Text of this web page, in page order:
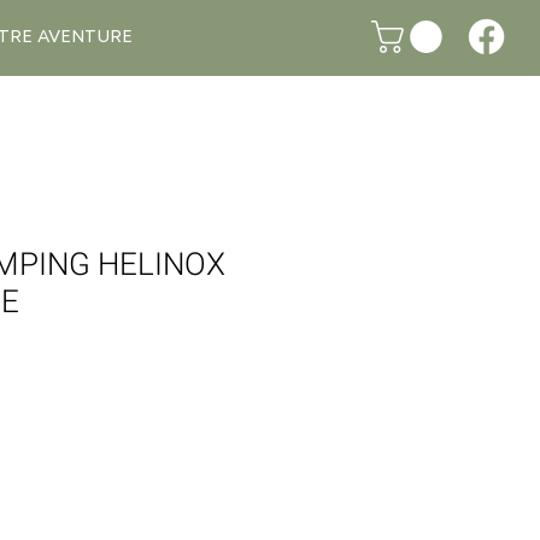
AVENTURE
HELINOX